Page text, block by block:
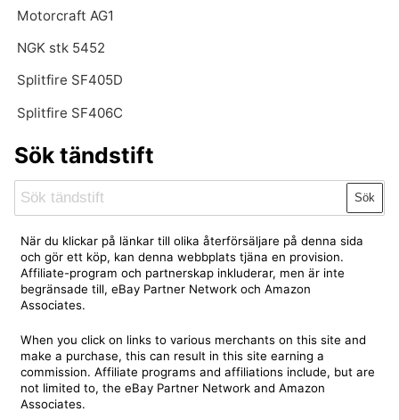
Motorcraft AG1
NGK stk 5452
Splitfire SF405D
Splitfire SF406C
Sök tändstift
Sök
När du klickar på länkar till olika återförsäljare på denna sida
och gör ett köp, kan denna webbplats tjäna en provision.
Affiliate-program och partnerskap inkluderar, men är inte
begränsade till, eBay Partner Network och Amazon
Associates.
When you click on links to various merchants on this site and
make a purchase, this can result in this site earning a
commission. Affiliate programs and affiliations include, but are
not limited to, the eBay Partner Network and Amazon
Associates.